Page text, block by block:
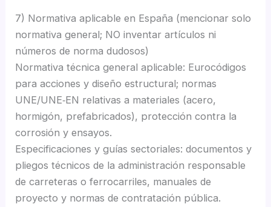
7) Normativa aplicable en España (mencionar solo
normativa general; NO inventar artículos ni
números de norma dudosos)
Normativa técnica general aplicable: Eurocódigos
para acciones y diseño estructural; normas
UNE/UNE‑EN relativas a materiales (acero,
hormigón, prefabricados), protección contra la
corrosión y ensayos.
Especificaciones y guías sectoriales: documentos y
pliegos técnicos de la administración responsable
de carreteras o ferrocarriles, manuales de
proyecto y normas de contratación pública.